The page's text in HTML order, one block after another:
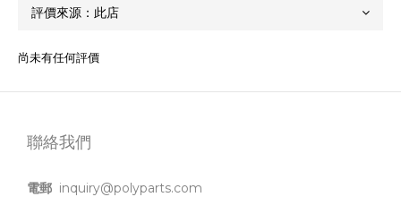
尚未有任何評價
聯絡我們
電郵 inquiry@polyparts.com